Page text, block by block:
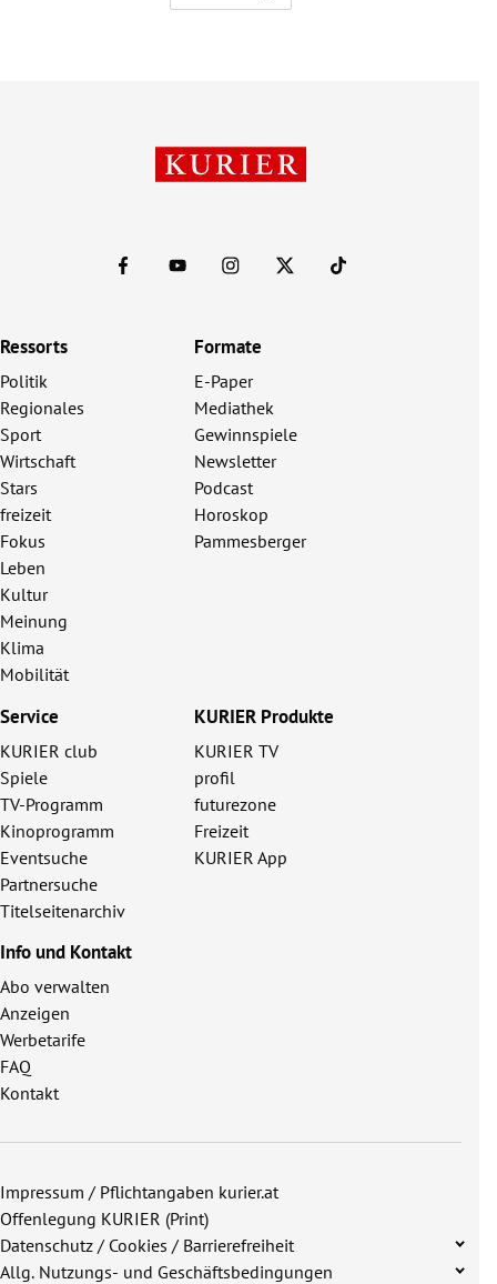
Ressorts
Politik
Regionales
Sport
Wirtschaft
Stars
freizeit
Fokus
Leben
Kultur
Meinung
Klima
Mobilität
Formate
E-Paper
Mediathek
Gewinnspiele
Newsletter
Podcast
Horoskop
Pammesberger
Service
KURIER club
Spiele
TV-Programm
Kinoprogramm
Eventsuche
Partnersuche
Titelseitenarchiv
KURIER Produkte
KURIER TV
profil
futurezone
Freizeit
KURIER App
Info und Kontakt
Abo verwalten
Anzeigen
Werbetarife
FAQ
Kontakt
Impressum / Pflichtangaben kurier.at
Offenlegung KURIER (Print)
Datenschutz / Cookies / Barrierefreiheit
Allg. Nutzungs- und Geschäftsbedingungen